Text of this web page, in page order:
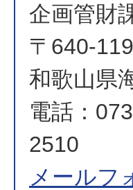
企画管財
〒640-
和歌山県
電話：
2510
メールフ